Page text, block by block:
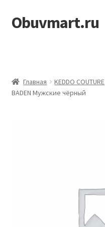
Перейти
к
Перейти
к
Obuvmart.ru
Главная KEDDO COUTURE
BADEN Мужские чёрный